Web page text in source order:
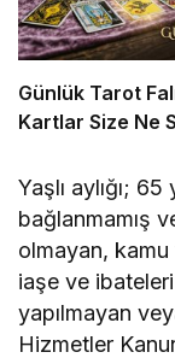
Günlük Tarot
Kartlar Size Ne
Yaşlı aylığı;
bağlanmamış
olmayan,
iaşe ve
yapılmayan
Hizmetler